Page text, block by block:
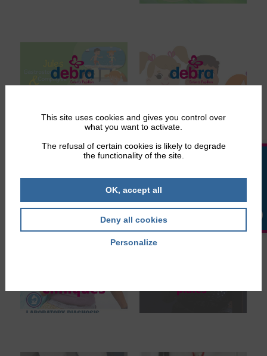
This site uses cookies and gives you control over
what you want to activate.
The refusal of certain cookies is likely to degrade
the functionality of the site.
OK, accept all
Deny all cookies
Personalize